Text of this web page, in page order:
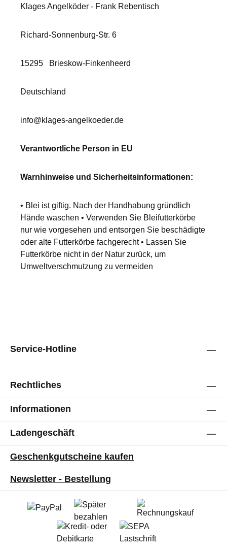
Klages Angelköder - Frank Rebentisch
Richard-Sonnenburg-Str. 6
15295 Brieskow-Finkenheerd
Deutschland
info@klages-angelkoeder.de
Verantwortliche Person in EU
Warnhinweise und Sicherheitsinformationen:
• Blei ist giftig. Nach der Handhabung gründlich
Hände waschen • Verwenden Sie Bleifutterkörbe
nur wie vorgesehen und entsorgen Sie beschädigte
oder alte Futterkörbe fachgerecht • Lassen Sie
Futterkörbe nicht in der Natur zurück, um
Umweltverschmutzung zu vermeiden
Service-Hotline
Rechtliches
Informationen
Ladengeschäft
Geschenkgutscheine kaufen
Newsletter - Bestellung